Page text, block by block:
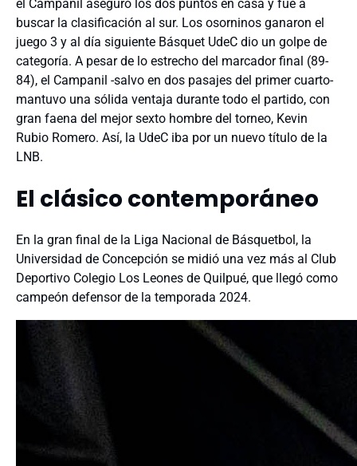
el Campanil aseguró los dos puntos en casa y fue a
buscar la clasificación al sur. Los osorninos ganaron el
juego 3 y al día siguiente Básquet UdeC dio un golpe de
categoría. A pesar de lo estrecho del marcador final (89-
84), el Campanil -salvo en dos pasajes del primer cuarto-
mantuvo una sólida ventaja durante todo el partido, con
gran faena del mejor sexto hombre del torneo, Kevin
Rubio Romero. Así, la UdeC iba por un nuevo título de la
LNB.
El clásico contemporáneo
En la gran final de la Liga Nacional de Básquetbol, la
Universidad de Concepción se midió una vez más al Club
Deportivo Colegio Los Leones de Quilpué, que llegó como
campeón defensor de la temporada 2024.